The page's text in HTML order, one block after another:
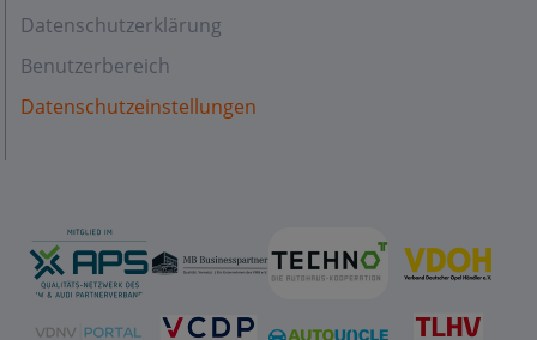
Datenschutzerklärung
Benutzerbereich
Datenschutzeinstellungen